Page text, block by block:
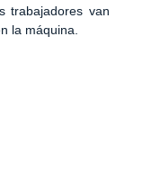
trabajadores van
la máquina.